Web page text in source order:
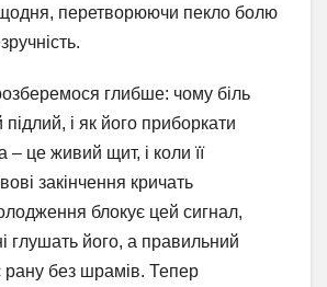
перетворюючи пекло болю
глибше: чому біль
підлий, і як його приборкати
– це живий щит, і коли її
закінчення кричать
блокує цей сигнал,
глушать його, а правильний
рану без шрамів. Тепер